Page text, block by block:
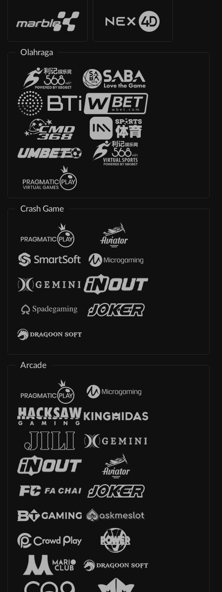
Olahraga
Crash Game
Arcade